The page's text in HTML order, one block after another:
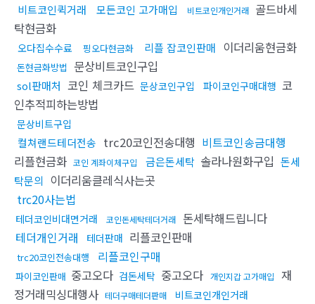
비트코인퀵거래 모든코인 고가매입 비트코인개인거래 골드바세
탁현금화
오다집수수료 핑오다현금화 리플 잡코인판매 이더리움현금화
돈현금화방법 문상비트코인구입
sol판매처 코인 체크카드 문상코인구입 파이코인구매대행 코
인추적피하는방법
문상비트구입
컬쳐랜드테더전송 trc20코인전송대행 비트코인송금대행
리플현금화 코인 계좌이체구입 금은돈세탁 솔라나원화구입 돈세
탁문의 이더리움클레식사는곳
trc20사는법
테더코인비대면거래 코인돈세탁테더거래
돈세탁해드립니다
테더개인거래
테더판매 리플코인판매
trc20코인전송대행 리플코인구매
파이코인판매 중고오다 검돈세탁 중고오다 개인지갑 고가매입
재
정거래믹싱대행사 테더구매테더판매 비트코인개인거래